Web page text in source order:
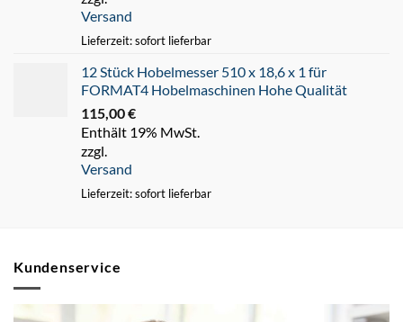
Versand
Lieferzeit: sofort lieferbar
12 Stück Hobelmesser 510 x 18,6 x 1 für
FORMAT4 Hobelmaschinen Hohe Qualität
115,00€
Enthält 19% MwSt.
zzgl.
Versand
Lieferzeit: sofort lieferbar
Kundenservice